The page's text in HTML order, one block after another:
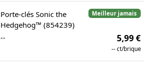
Meilleur jamais
Porte-clés Sonic the
Hedgehog™ (854239)
--
5,99 €
-- ct/brique